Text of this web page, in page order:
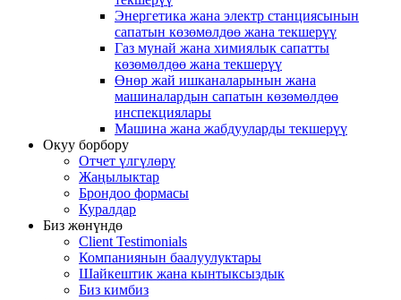
Энергетика жана электр станциясынын
сапатын көзөмөлдөө жана текшерүү
Газ мунай жана химиялык сапатты
көзөмөлдөө жана текшерүү
Өнөр жай ишканаларынын жана
машиналардын сапатын көзөмөлдөө
инспекциялары
Машина жана жабдууларды текшерүү
Окуу борбору
Отчет үлгүлөрү
Жаңылыктар
Брондоо формасы
Куралдар
Биз жөнүндө
Client Testimonials
Компаниянын баалуулуктары
Шайкештик жана кынтыксыздык
Биз кимбиз